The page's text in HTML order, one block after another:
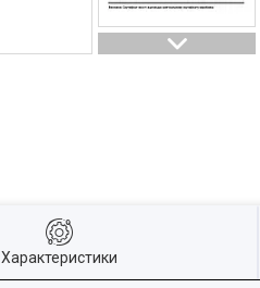
Характеристики